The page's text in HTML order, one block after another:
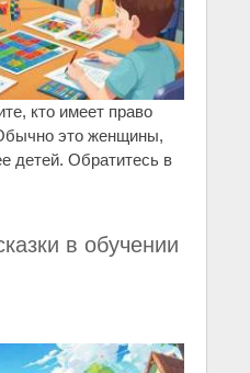
кто имеет право
это женщины,
детей. Обратитесь в
в обучении